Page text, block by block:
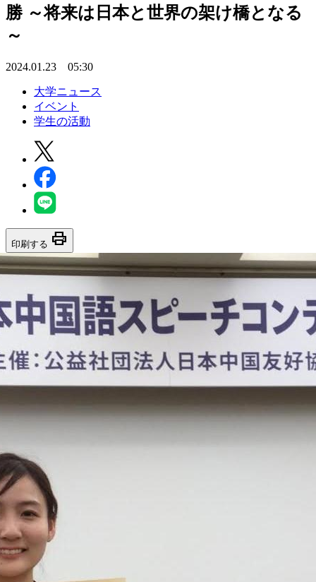
勝 ～将来は日本と世界の架け橋となる
～
2024.01.23 05:30
大学ニュース
イベント
学生の活動
印刷する print